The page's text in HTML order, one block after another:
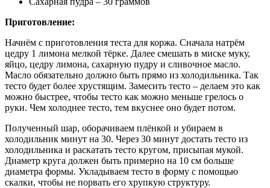
Приготовление:
Начнём с приготовления теста для коржа. Сначала натрём
цедру 1 лимона мелкой тёрке. Далее смешать в миске муку,
яйцо, цедру лимона, сахарную пудру и сливочное масло.
Масло обязательно должно быть прямо из холодильника. Так
тесто будет более хрустящим. Замесить тесто – делаем это как
можно быстрее, чтобы тесто как можно меньше грелось о
руки. Чем холоднее тесто, тем вкуснее оно будет потом.
Полученный шар, оборачиваем плёнкой и убираем в
холодильник минут на 30. Через 30 минут достать тесто из
холодильника и раскатать тесто кругом, присыпая мукой.
Диаметр круга должен быть примерно на 10 см больше
диаметра формы. Укладываем тесто в форму с помощью
скалки, чтобы не порвать его хрупкую структуру.